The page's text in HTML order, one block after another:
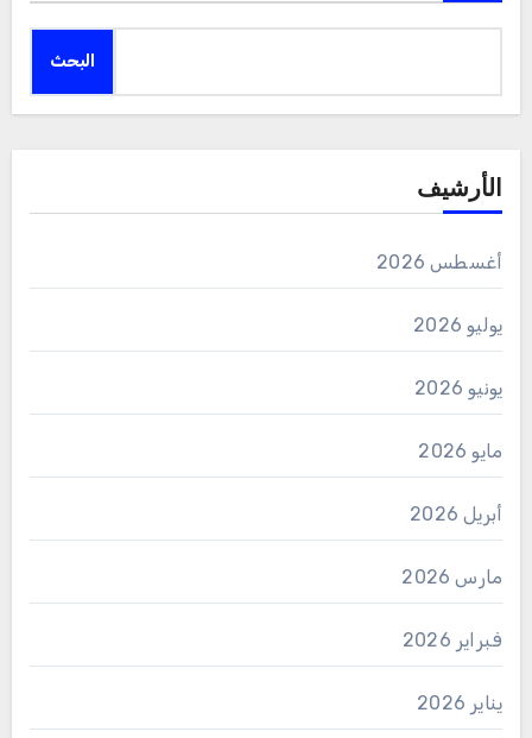
البحث
الأرشيف
أغسطس 2026
يوليو 2026
يونيو 2026
مايو 2026
أبريل 2026
مارس 2026
فبراير 2026
يناير 2026